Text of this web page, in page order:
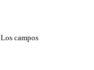
Los campos